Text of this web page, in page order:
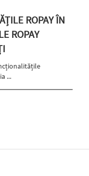
ROPAY ÎN
ROPAY
...